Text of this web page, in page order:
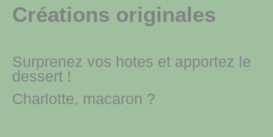
Créations originales
Surprenez vos hotes et apportez le
dessert !
Charlotte, macaron ?